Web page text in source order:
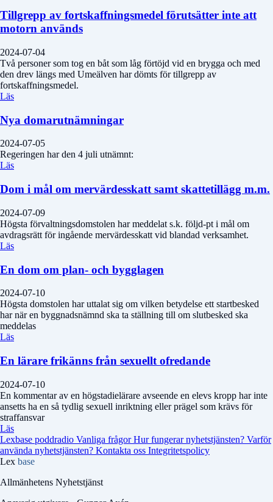
Tillgrepp av fortskaffningsmedel förutsätter inte att
motorn används
2024-07-04
Två personer som tog en båt som låg förtöjd vid en brygga och med
den drev längs med Umeälven har dömts för tillgrepp av
fortskaffningsmedel.
Läs
Nya domarutnämningar
2024-07-05
Regeringen har den 4 juli utnämnt:
Läs
Dom i mål om mervärdesskatt samt skattetillägg m.m.
2024-07-09
Högsta förvaltningsdomstolen har meddelat s.k. följd-pt i mål om
avdragsrätt för ingående mervärdesskatt vid blandad verksamhet.
Läs
En dom om plan- och bygglagen
2024-07-10
Högsta domstolen har uttalat sig om vilken betydelse ett startbesked
har när en byggnadsnämnd ska ta ställning till om slutbesked ska
meddelas
Läs
En lärare frikänns från sexuellt ofredande
2024-07-10
En kommentar av en högstadielärare avseende en elevs kropp har inte
ansetts ha en så tydlig sexuell inriktning eller prägel som krävs för
straffansvar
Läs
Lexbase poddradio Vanliga frågorHur fungerar nyhetstjänsten? Varför
använda nyhetstjänsten? Kontakta oss Integritetspolicy
Lex base
Allmänhetens Nyhetstjänst